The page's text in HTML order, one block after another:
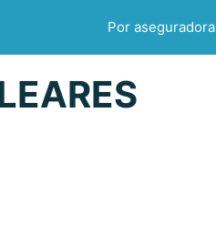
Por aseguradora